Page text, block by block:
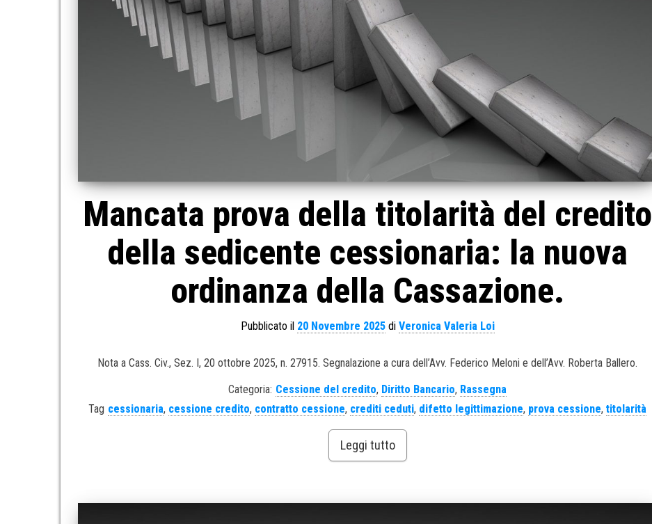
Mancata prova della titolarità del credito
della sedicente cessionaria: la nuova
ordinanza della Cassazione.
Pubblicato il 20 Novembre 2025di Veronica Valeria Loi
Nota a Cass. Civ., Sez. I, 20 ottobre 2025, n. 27915. Segnalazione a cura dell’Avv. Federico Meloni e dell’Avv. Roberta Ballero.
Categoria: Cessione del credito, Diritto Bancario, Rassegna
Tag cessionaria, cessione credito, contratto cessione, crediti ceduti, difetto legittimazione, prova cessione,titolarità
Leggi tutto